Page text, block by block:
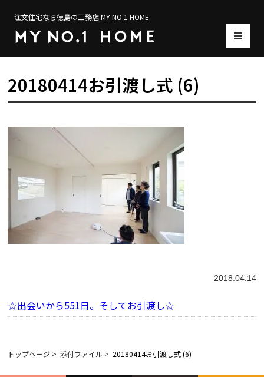
注文住宅なら徳島の工務店 MY NO.1 HOME
20180414お引渡し式 (6)
2018.04.14
☆出会いから551日。そしてお引渡し☆
トップページ > 添付ファイル > 20180414お引渡し式 (6)